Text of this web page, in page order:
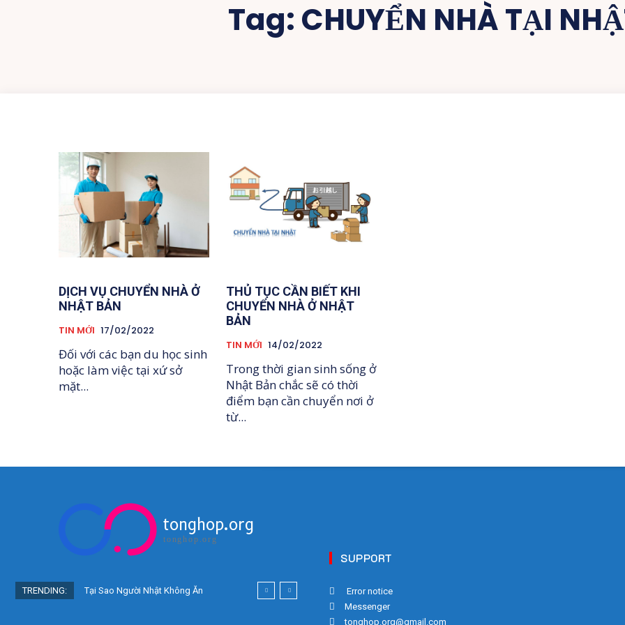
Tag: CHUYỂN NHÀ TẠI
DỊCH VỤ CHUYỂN NHÀ Ở
NHẬT BẢN
TIN MỚI 17/02/2022
Đối với các bạn du học sinh
hoặc làm việc tại xứ sở
mặt...
THỦ TỤC CẦN BIẾT KHI
CHUYỂN NHÀ Ở NHẬT
BẢN
TIN MỚI 14/02/2022
Trong thời gian sinh sống ở
Nhật Bản chắc sẽ có thời
điểm bạn cần chuyển nơi ở
từ...
tonghop.org
tonghop.org
TRENDING:
Tại Sao Người Nhật Không Ăn
SUPPORT
Error notice
Messenger
tonghop.org@gmail.com